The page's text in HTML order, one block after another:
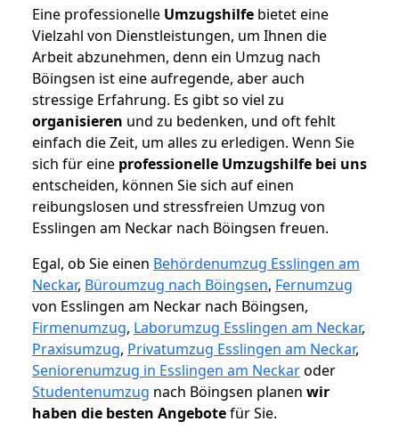
Eine professionelle Umzugshilfe bietet eine
Vielzahl von Dienstleistungen, um Ihnen die
Arbeit abzunehmen, denn ein Umzug nach
Böingsen ist eine aufregende, aber auch
stressige Erfahrung. Es gibt so viel zu
organisieren und zu bedenken, und oft fehlt
einfach die Zeit, um alles zu erledigen. Wenn Sie
sich für eine professionelle Umzugshilfe bei uns
entscheiden, können Sie sich auf einen
reibungslosen und stressfreien Umzug von
Esslingen am Neckar nach Böingsen freuen.
Egal, ob Sie einen Behördenumzug Esslingen am
Neckar, Büroumzug nach Böingsen, Fernumzug
von Esslingen am Neckar nach Böingsen,
Firmenumzug, Laborumzug Esslingen am Neckar,
Praxisumzug, Privatumzug Esslingen am Neckar,
Seniorenumzug in Esslingen am Neckaroder
Studentenumzug nach Böingsen planen wir
haben die besten Angebotefür Sie.